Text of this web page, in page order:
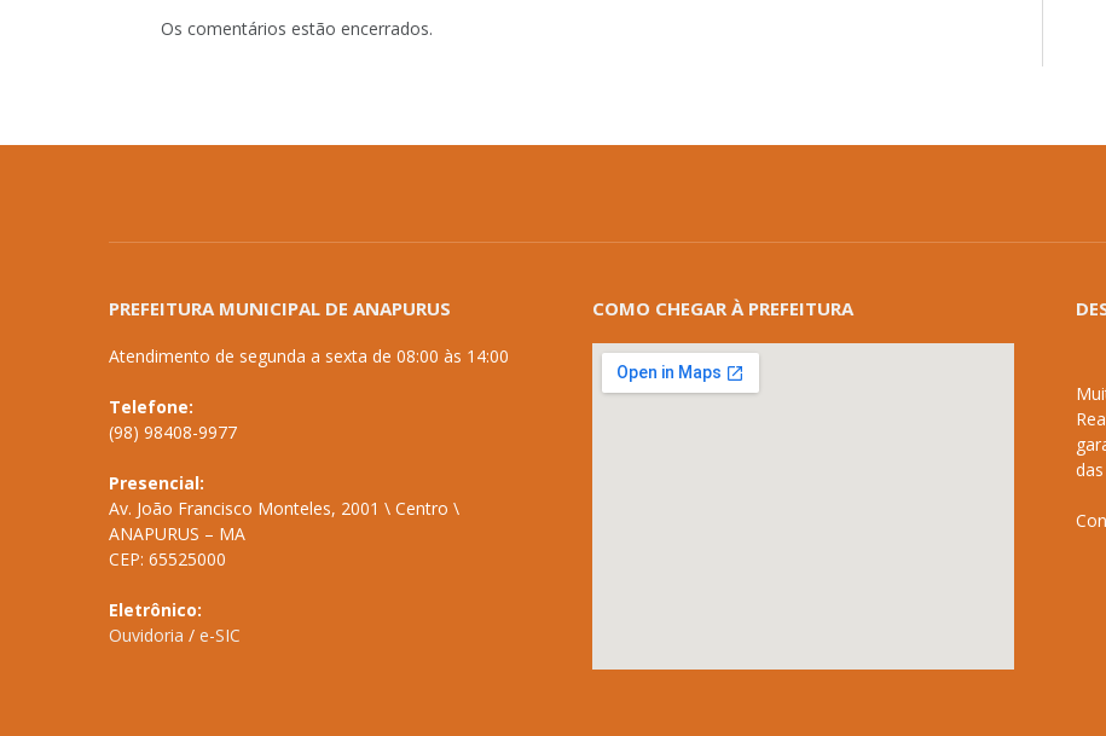
Os comentários estão encerrados.
PREFEITURA MUNICIPAL DE ANAPURUS
Atendimento de segunda a sexta de 08:00 às 14:00
Telefone:
(98) 98408-9977
Presencial:
Av. João Francisco Monteles, 2001 \ Centro \
ANAPURUS – MA
CEP: 65525000
Eletrônico:
Ouvidoria / e-SIC
COMO CHEGAR À PREFEITURA
das